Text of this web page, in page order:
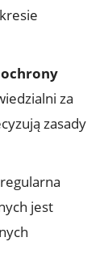
za
zasady
jest